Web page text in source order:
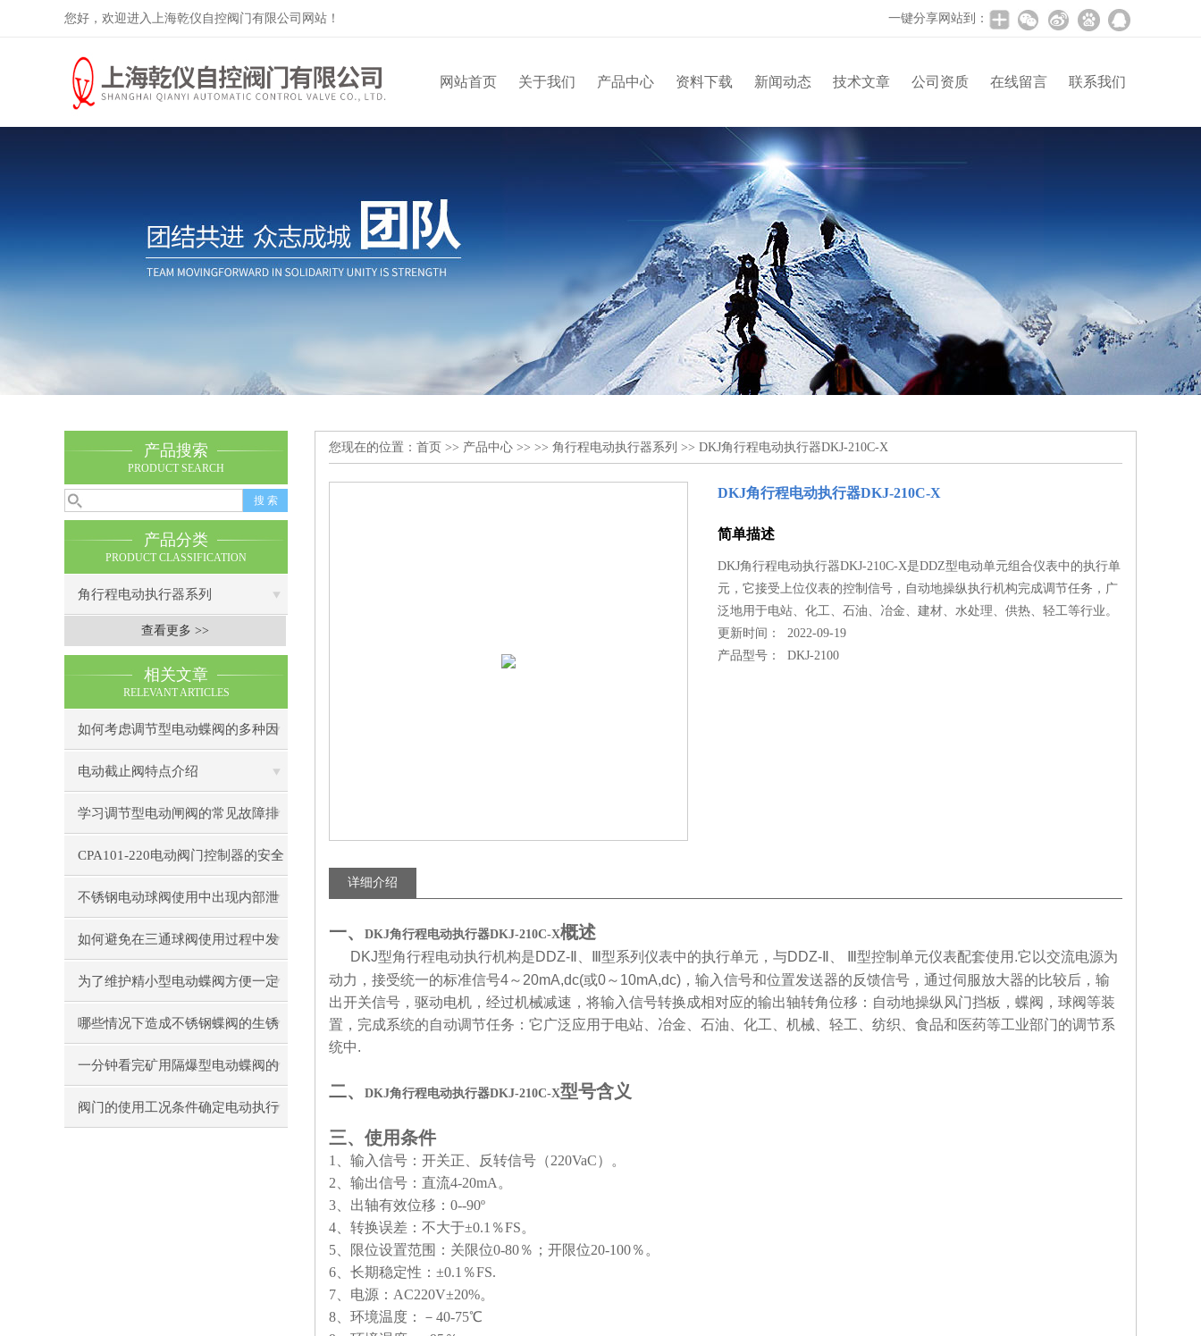
您好，欢迎进入上海乾仪自控阀门有限公司网站！ 一键分享网站到：
网站首页 关于我们 产品中心 资料下载 新闻动态 技术文章 公司资质 在线留言 联系我们
产品搜索
PRODUCT SEARCH
产品分类
PRODUCT CLASSIFICATION
角行程电动执行器系列
查看更多 >>
相关文章
RELEVANT ARTICLES
如何考虑调节型电动蝶阀的多种因
素
电动截止阀特点介绍
学习调节型电动闸阀的常见故障排
除方法
CPA101-220电动阀门控制器的安全
性分析与防护措施
不锈钢电动球阀使用中出现内部泄
漏怎么处理
如何避免在三通球阀使用过程中发
生故障
为了维护精小型电动蝶阀方便一定
要看
哪些情况下造成不锈钢蝶阀的生锈
一分钟看完矿用隔爆型电动蝶阀的
性能特点
阀门的使用工况条件确定电动执行
您现在的位置： 首页 >> 产品中心 >> >> 角行程电动执行器系列 >> DKJ角行程电动执行器DKJ-210C-X
DKJ角行程电动执行器DKJ-210C-X
简单描述
DKJ角行程电动执行器DKJ-210C-X是DDZ型电动单元组合仪表中的执行单
元，它接受上位仪表的控制信号，自动地操纵执行机构完成调节任务，广
泛地用于电站、化工、石油、冶金、建材、水处理、供热、轻工等行业。
更新时间： 2022-09-19
产品型号：DKJ-2100
详细介绍
一、 DKJ角行程电动执行器DKJ-210C-X概述
DKJ型角行程电动执行机构是DDZ- 型系列仪表中的执行单元，与DDZ- 型控制单元仪表配套使用 .它以交流电源为
动力，接受统一的标准信号4～ 20mA,dc(或0～ 10mA,dc) ，输入信号和位置发送器的反馈信号，通过伺服放大器的比较后，输
出开关信号，驱动电机，经过机械减速，将输入信号转换成相对应的输出轴转角位移：自动地操纵风门挡板，蝶阀，球阀等装
置，完成系统的自动调节任务：它广泛应用于电站、冶金、石油、化工、机械、轻工、纺织、食品和医药等工业部门的调节系
统中.
二、 DKJ角行程电动执行器DKJ-210C-X型号含义
三、 使用条件
1
、输入信号：开关正、反转信号（220VaC）。
2 、输出信号：直流4-20mA。
3 、出轴有效位移：0--90º
4 、转换误差：不大于±0.1％FS。
5 、限位设置范围：关限位0-80％；开限位20-100％。
6 、长期稳定性：±0.1％FS.
7 、电源：AC220V±20%。
8 、环境温度：－40-75℃